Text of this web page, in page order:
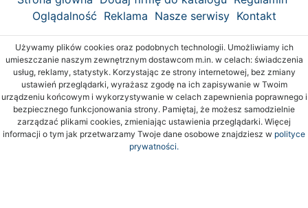
Oglądalność Reklama Nasze serwisy Kontakt
Używamy plików cookies oraz podobnych technologii. Umożliwiamy ich
umieszczanie naszym zewnętrznym dostawcom m.in. w celach: świadczenia
usług, reklamy, statystyk. Korzystając ze strony internetowej, bez zmiany
ustawień przeglądarki, wyrażasz zgodę na ich zapisywanie w Twoim
urządzeniu końcowym i wykorzystywanie w celach zapewnienia poprawnego i
bezpiecznego funkcjonowania strony. Pamiętaj, że możesz samodzielnie
zarządzać plikami cookies, zmieniając ustawienia przeglądarki. Więcej
informacji o tym jak przetwarzamy Twoje dane osobowe znajdziesz w polityce
prywatności.